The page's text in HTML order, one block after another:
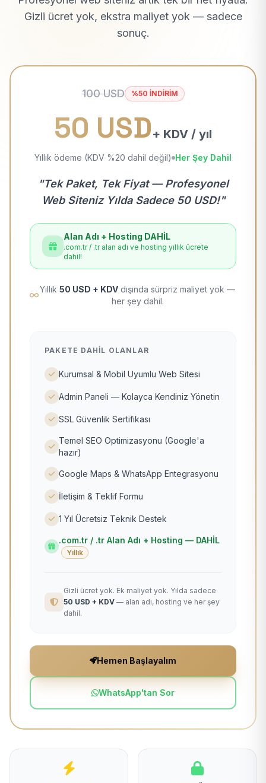
Gizli ücret yok, ekstra maliyet yok — sadece
sonuç.
100 USD %50 İNDİRİM
50 USD+ KDV / yıl
Yıllık ödeme (KDV %20 dahil değil) Her Şey Dahil
"Tek Paket, Tek Fiyat — Profesyonel
Web Siteniz Yılda Sadece 50 USD!"
Alan Adı + Hosting DAHİL
.com.tr / .tr alan adı ve hosting yıllık ücrete
dahil!
Yıllık 50 USD + KDV dışında sürpriz maliyet yok —
her şey dahil.
PAKETE DAHIL OLANLAR
Kurumsal & Mobil Uyumlu Web Sitesi
Admin Paneli — Kolayca Kendiniz Yönetin
SSL Güvenlik Sertifikası
Temel SEO Optimizasyonu (Google'a
hazır)
Google Maps & WhatsApp Entegrasyonu
İletişim & Teklif Formu
1 Yıl Ücretsiz Teknik Destek
.com.tr / .tr Alan Adı + Hosting — DAHİL
Yıllık
Gizli ücret yok. Ek maliyet yok. Yılda sadece
50 USD + KDV — alan adı, hosting ve her şey
dahil.
Hemen Başlayalım
WhatsApp'tan Sor